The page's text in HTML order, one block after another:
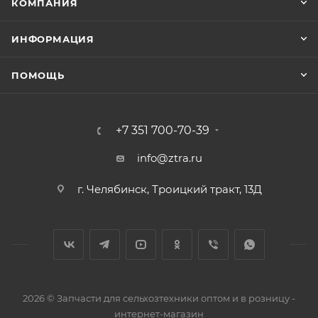
КОМПАНИЯ
ИНФОРМАЦИЯ
ПОМОЩЬ
+7 351 700-70-39
info@ztra.ru
г. Челябинск, Троицкий тракт, 13Д
2026 © Запчасти для сельхозтехники оптом и в розницу -
интернет-магазин